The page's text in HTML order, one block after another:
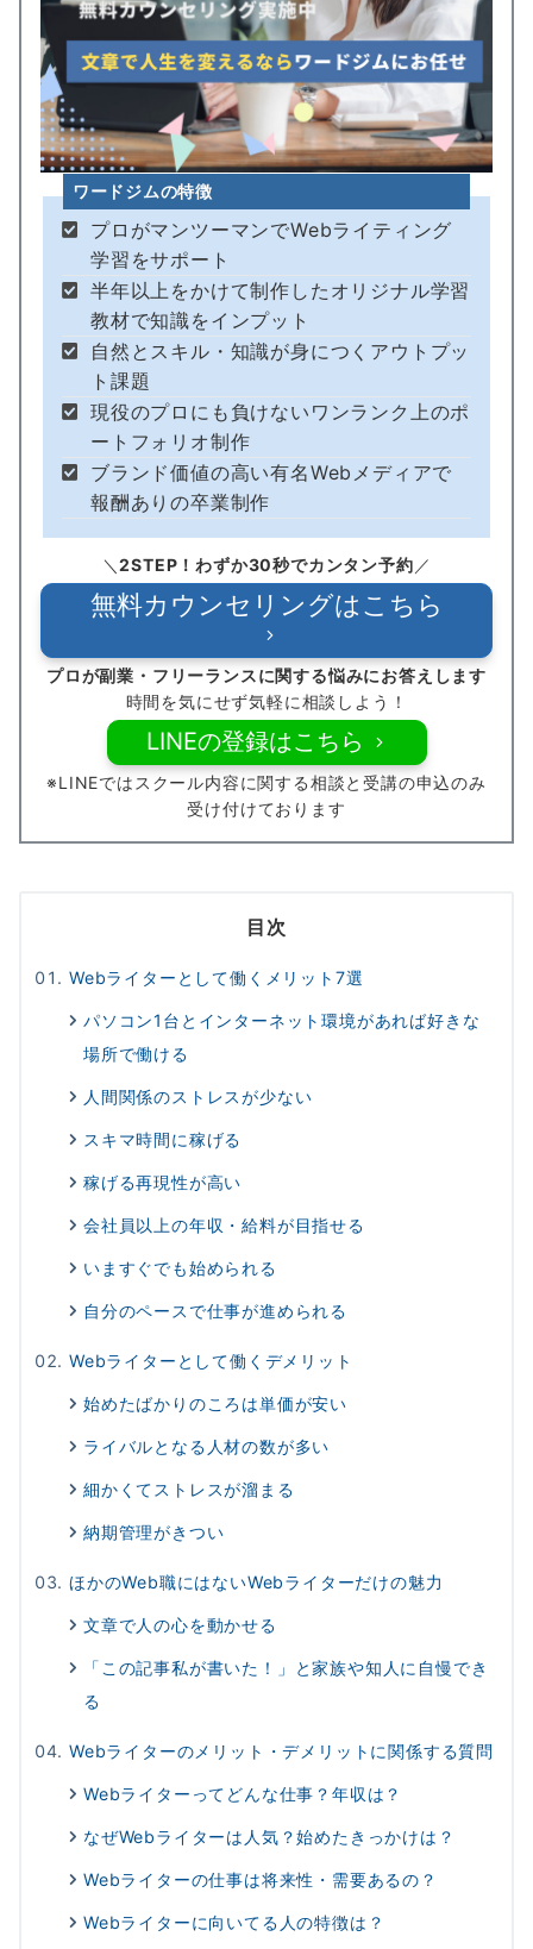
ワードジムの特徴
プロがマンツーマンでWebライティング
学習をサポート
半年以上をかけて制作したオリジナル学習
教材で知識をインプット
自然とスキル・知識が身につくアウトプッ
ト課題
現役のプロにも負けないワンランク上のポ
ートフォリオ制作
ブランド価値の高い有名Webメディアで
報酬ありの卒業制作
＼2STEP！わずか30秒でカンタン予約 ／
無料カウンセリングはこちら
プロが副業・フリーランスに関する悩みにお答えします
時間を気にせず気軽に相談しよう！
LINEの登録はこちら
※LINEではスクール内容に関する相談と受講の申込のみ
受け付けております
目次
Webライターとして働くメリット7選
パソコン1台とインターネット環境があれば好きな
場所で働ける
人間関係のストレスが少ない
スキマ時間に稼げる
稼げる再現性が高い
会社員以上の年収・給料が目指せる
いますぐでも始められる
自分のペースで仕事が進められる
Webライターとして働くデメリット
始めたばかりのころは単価が安い
ライバルとなる人材の数が多い
細かくてストレスが溜まる
納期管理がきつい
ほかのWeb職にはないWebライターだけの魅力
文章で人の心を動かせる
「この記事私が書いた！」と家族や知人に自慢でき
る
Webライターのメリット・デメリットに関係する質問
Webライターってどんな仕事？年収は？
なぜWebライターは人気？始めたきっかけは？
Webライターの仕事は将来性・需要あるの？
Webライターに向いてる人の特徴は？